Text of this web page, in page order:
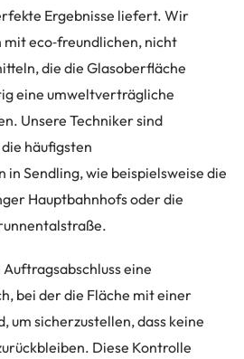
Ergebnisse liefert. Wir
eco‑freundlichen, nicht
die die Glasoberfläche
eine umweltverträgliche
Unsere Techniker sind
häufigsten
in Sendling, wie beispielsweise die
Hauptbahnhofs oder die
eine
bei der die Fläche mit einer
um sicherzustellen, dass keine
Diese Kontrolle